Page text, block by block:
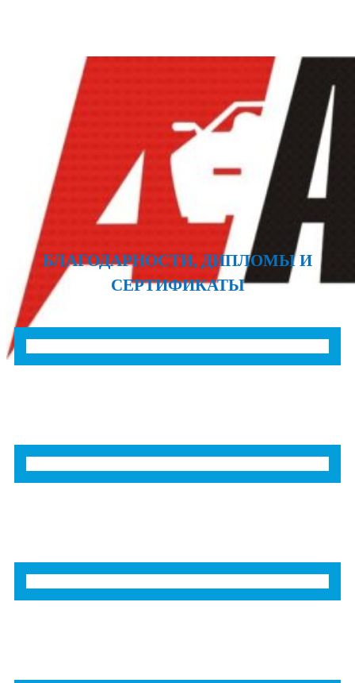
БЛАГОДАРНОСТИ, ДИПЛОМЫ И
СЕРТИФИКАТЫ